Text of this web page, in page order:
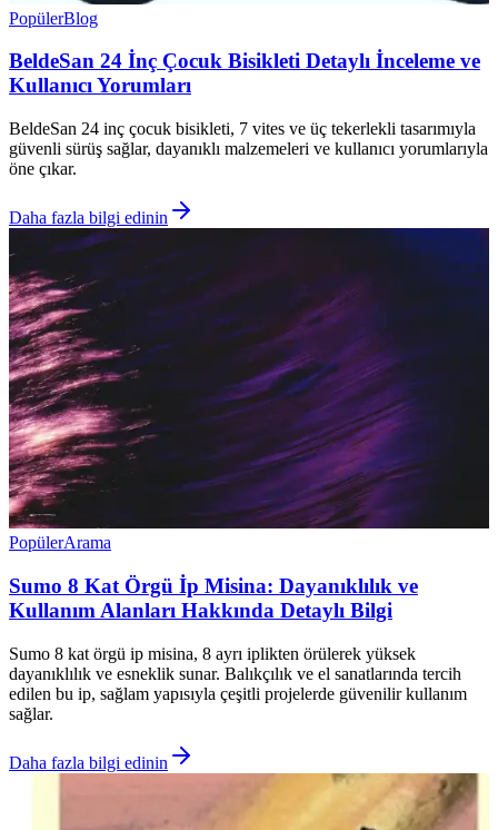
PopülerBlog
BeldeSan 24 İnç Çocuk Bisikleti Detaylı İnceleme ve
Kullanıcı Yorumları
BeldeSan 24 inç çocuk bisikleti, 7 vites ve üç tekerlekli tasarımıyla
güvenli sürüş sağlar, dayanıklı malzemeleri ve kullanıcı yorumlarıyla
öne çıkar.
Daha fazla bilgi edinin
PopülerArama
Sumo 8 Kat Örgü İp Misina: Dayanıklılık ve
Kullanım Alanları Hakkında Detaylı Bilgi
Sumo 8 kat örgü ip misina, 8 ayrı iplikten örülerek yüksek
dayanıklılık ve esneklik sunar. Balıkçılık ve el sanatlarında tercih
edilen bu ip, sağlam yapısıyla çeşitli projelerde güvenilir kullanım
sağlar.
Daha fazla bilgi edinin